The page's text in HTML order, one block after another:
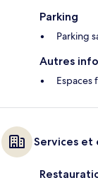
Parking
Parking
Autres
Espaces
Services et